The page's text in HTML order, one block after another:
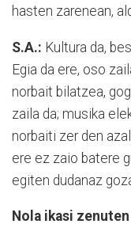
hasten zarenean,
S.A.: Kultura da,
Egia da ere, oso
norbait bilatzea,
zaila da; musika
norbaiti zer den
ere ez zaio batere
egiten dudanaz
Nola ikasi